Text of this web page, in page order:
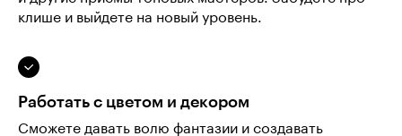
клише и выйдете на новый уровень.
Работать с цветом и декором
Сможете давать волю фантазии и создавать